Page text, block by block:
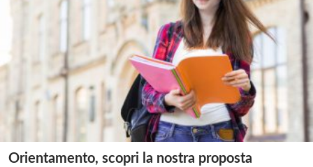
Orientamento, scopri la nostra proposta